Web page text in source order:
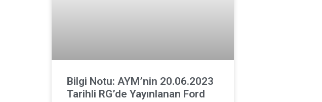
Bilgi Notu: AYM’nin 20.06.2023
Tarihli RG’de Yayınlanan Ford